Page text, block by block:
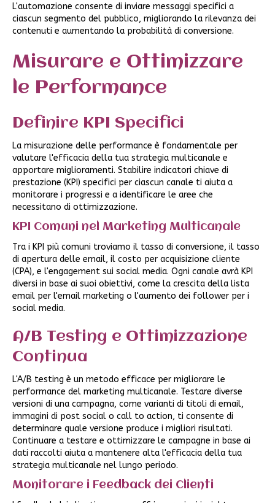
L'automazione consente di inviare messaggi specifici a
ciascun segmento del pubblico, migliorando la rilevanza dei
contenuti e aumentando la probabilità di conversione.
Misurare e Ottimizzare
le Performance
Definire KPI Specifici
La misurazione delle performance è fondamentale per
valutare l'efficacia della tua strategia multicanale e
apportare miglioramenti. Stabilire indicatori chiave di
prestazione (KPI) specifici per ciascun canale ti aiuta a
monitorare i progressi e a identificare le aree che
necessitano di ottimizzazione.
KPI Comuni nel Marketing Multicanale
Tra i KPI più comuni troviamo il tasso di conversione, il tasso
di apertura delle email, il costo per acquisizione cliente
(CPA), e l'engagement sui social media. Ogni canale avrà KPI
diversi in base ai suoi obiettivi, come la crescita della lista
email per l'email marketing o l'aumento dei follower per i
social media.
A/B Testing e Ottimizzazione
Continua
L'A/B testing è un metodo efficace per migliorare le
performance del marketing multicanale. Testare diverse
versioni di una campagna, come varianti di titoli di email,
immagini di post social o call to action, ti consente di
determinare quale versione produce i migliori risultati.
Continuare a testare e ottimizzare le campagne in base ai
dati raccolti aiuta a mantenere alta l'efficacia della tua
strategia multicanale nel lungo periodo.
Monitorare i Feedback dei Clienti